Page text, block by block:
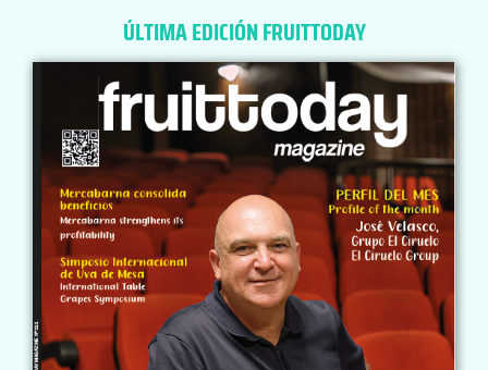
ÚLTIMA EDICIÓN FRUITTODAY